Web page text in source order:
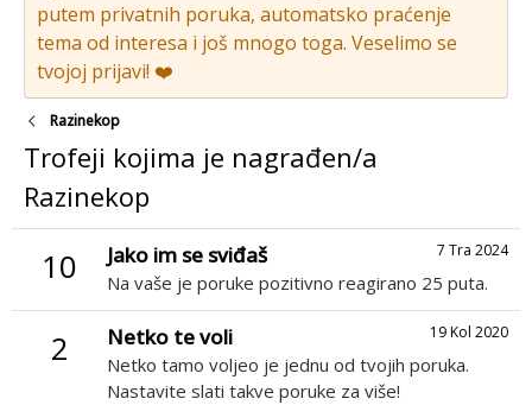
putem privatnih poruka, automatsko praćenje
tema od interesa i još mnogo toga. Veselimo se
tvojoj prijavi! ❤️
Razinekop
Trofeji kojima je nagrađen/a
Razinekop
10 7 Tra 2024
Jako im se sviđaš
Na vaše je poruke pozitivno reagirano 25 puta.
2 19 Kol 2020
Netko te voli
Netko tamo voljeo je jednu od tvojih poruka.
Nastavite slati takve poruke za više!